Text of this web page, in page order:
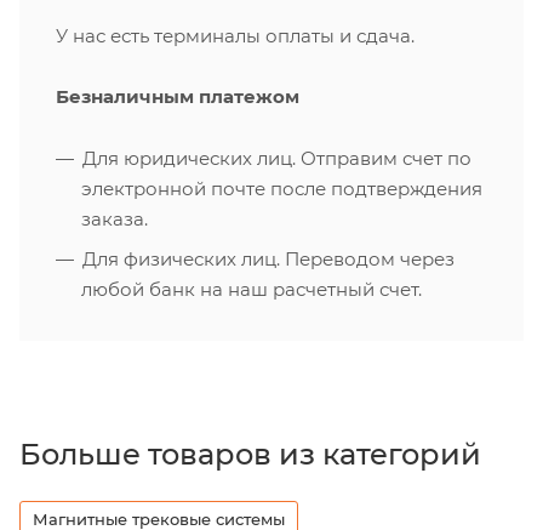
У нас есть терминалы оплаты и сдача.
Безналичным платежом
Для юридических лиц. Отправим счет по
электронной почте после подтверждения
заказа.
Для физических лиц. Переводом через
любой банк на наш расчетный счет.
Больше товаров из категорий
Магнитные трековые системы